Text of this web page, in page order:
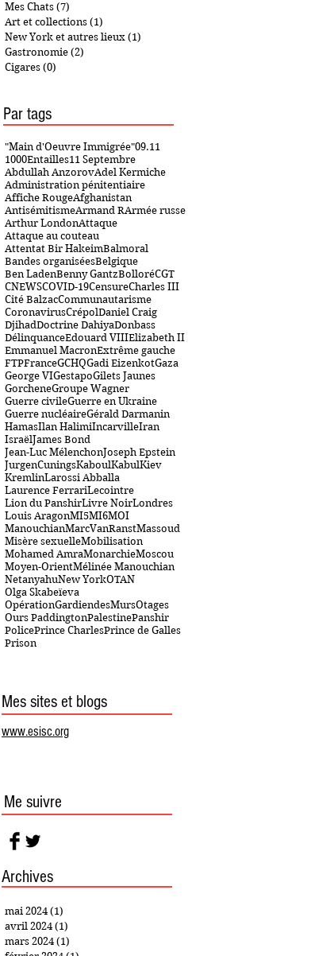
Mes Chats (7)
Art et collections (1)
New York et autres lieux (1)
Gastronomie (2)
Cigares (0)
Par tags
"Main d'Oeuvre Immigrée"09.11
1000Entailles11 Septembre
Abdullah AnzorovAdel Kermiche
Administration pénitentiaire
Affiche RougeAfghanistan
AntisémitismeArmand RArmée russe
Arthur LondonAttaque
Attaque au couteau
Attentat Bir HakeimBalmoral
Bandes organiséesBelgique
Ben LadenBenny GantzBolloréCGT
CNEWSCOVID-19CensureCharles III
Cité BalzacCommunautarisme
CoronavirusCrépolDaniel Craig
DjihadDoctrine DahiyaDonbass
DélinquanceEdouard VIIIElizabeth II
Emmanuel MacronExtrême gauche
FTPFranceGCHQGadi EizenkotGaza
George VIGestapoGilets Jaunes
GorcheneGroupe Wagner
Guerre civileGuerre en Ukraine
Guerre nucléaireGérald Darmanin
HamasIlan HalimiIncarvilleIran
IsraëlJames Bond
Jean-Luc MélenchonJoseph Epstein
JurgenCuningsKaboulKabulKiev
KremlinLarossi Abballa
Laurence FerrariLecointre
Lion du PanshirLivre NoirLondres
Louis AragonMI5MI6MOI
ManouchianMarcVanRanstMassoud
Misère sexuelleMobilisation
Mohamed AmraMonarchieMoscou
Moyen-OrientMélinée Manouchian
NetanyahuNew YorkOTAN
Olga Skabeïeva
OpérationGardiendesMursOtages
Ours PaddingtonPalestinePanshir
PolicePrince CharlesPrince de Galles
Prison
Mes sites et blogs
www.esisc.org
Me suivre
Archives
mai 2024 (1)
avril 2024 (1)
mars 2024 (1)